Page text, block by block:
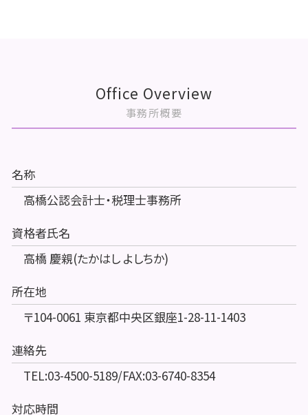
Office Overview
事務所概要
名称
高橋公認会計士・税理士事務所
資格者氏名
高橋 慶親(たかはし よしちか)
所在地
〒104-0061 東京都中央区銀座1-28-11-1403
連絡先
TEL:03-4500-5189/FAX:03-6740-8354
対応時間